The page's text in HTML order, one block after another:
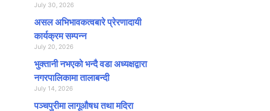
July 30, 2026
असल अभिभावकत्वबारे प्रेरणादायी
कार्यक्रम सम्पन्न
July 20, 2026
भुक्तानी नभएको भन्दै वडा अध्यक्षद्वारा
नगरपालिकामा तालाबन्दी
July 14, 2026
पञ्चपुरीमा लागूऔषध तथा मदिरा